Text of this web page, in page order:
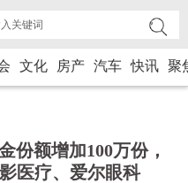
文化 房产 汽车 快讯 聚
份额增加100万份，
医疗、爱尔眼科